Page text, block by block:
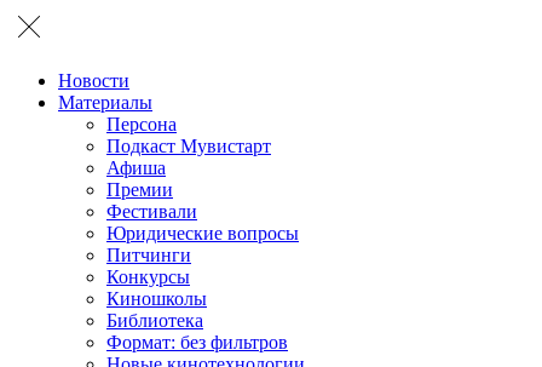
Новости
Материалы
Персона
Подкаст Мувистарт
Афиша
Премии
Фестивали
Юридические вопросы
Питчинги
Конкурсы
Киношколы
Библиотека
Формат: без фильтров